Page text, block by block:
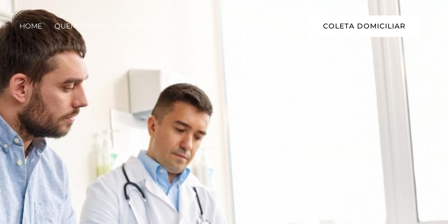
HOME QUEM SOMOS COLETA DOMICILIAR